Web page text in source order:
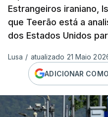
Estrangeiros iraniano,
que Teerão está a
dos Estados Unidos
Lusa / atualizado 21 Maio
ADICIONAR